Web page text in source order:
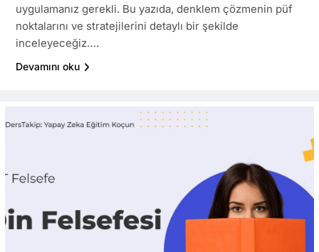
uygulamanız gerekli. Bu yazıda, denklem çözmenin püf
noktalarını ve stratejilerini detaylı bir şekilde
inceleyeceğiz….
Devamını oku